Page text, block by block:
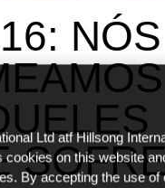
NÓS
Ltd atf Hillsong
cookies on this website
By accepting the use of